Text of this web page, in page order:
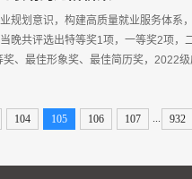
规划意识，构建高质量就业服务体系
晚共评选出特等奖1项，一等奖2项
、最佳形象奖、最佳简历奖，2022
104 105 106 107 932